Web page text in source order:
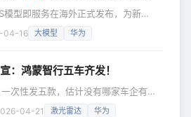
越多的国产新
外。对于小米
较谨慎，或者
型即服务在海外正式发布，为新加
墨西哥、沙特、阿联酋、南非、土耳
越性能，重塑生产力 开放的模型生态
V
04-16 大模型 华为
：鸿蒙智行五车齐发！
次性发五款，估计没有哪家车企有这
智行也不能算是传统意义上的车企。
04-21 激光雷达 华为